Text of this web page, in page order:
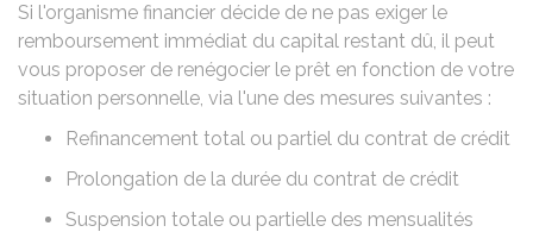
Si l'organisme financier décide de ne pas exiger le
remboursement immédiat du capital restant dû, il peut
vous proposer de renégocier le prêt en fonction de votre
situation personnelle, via l'une des mesures suivantes :
Refinancement total ou partiel du contrat de crédit
Prolongation de la durée du contrat de crédit
Suspension totale ou partielle des mensualités